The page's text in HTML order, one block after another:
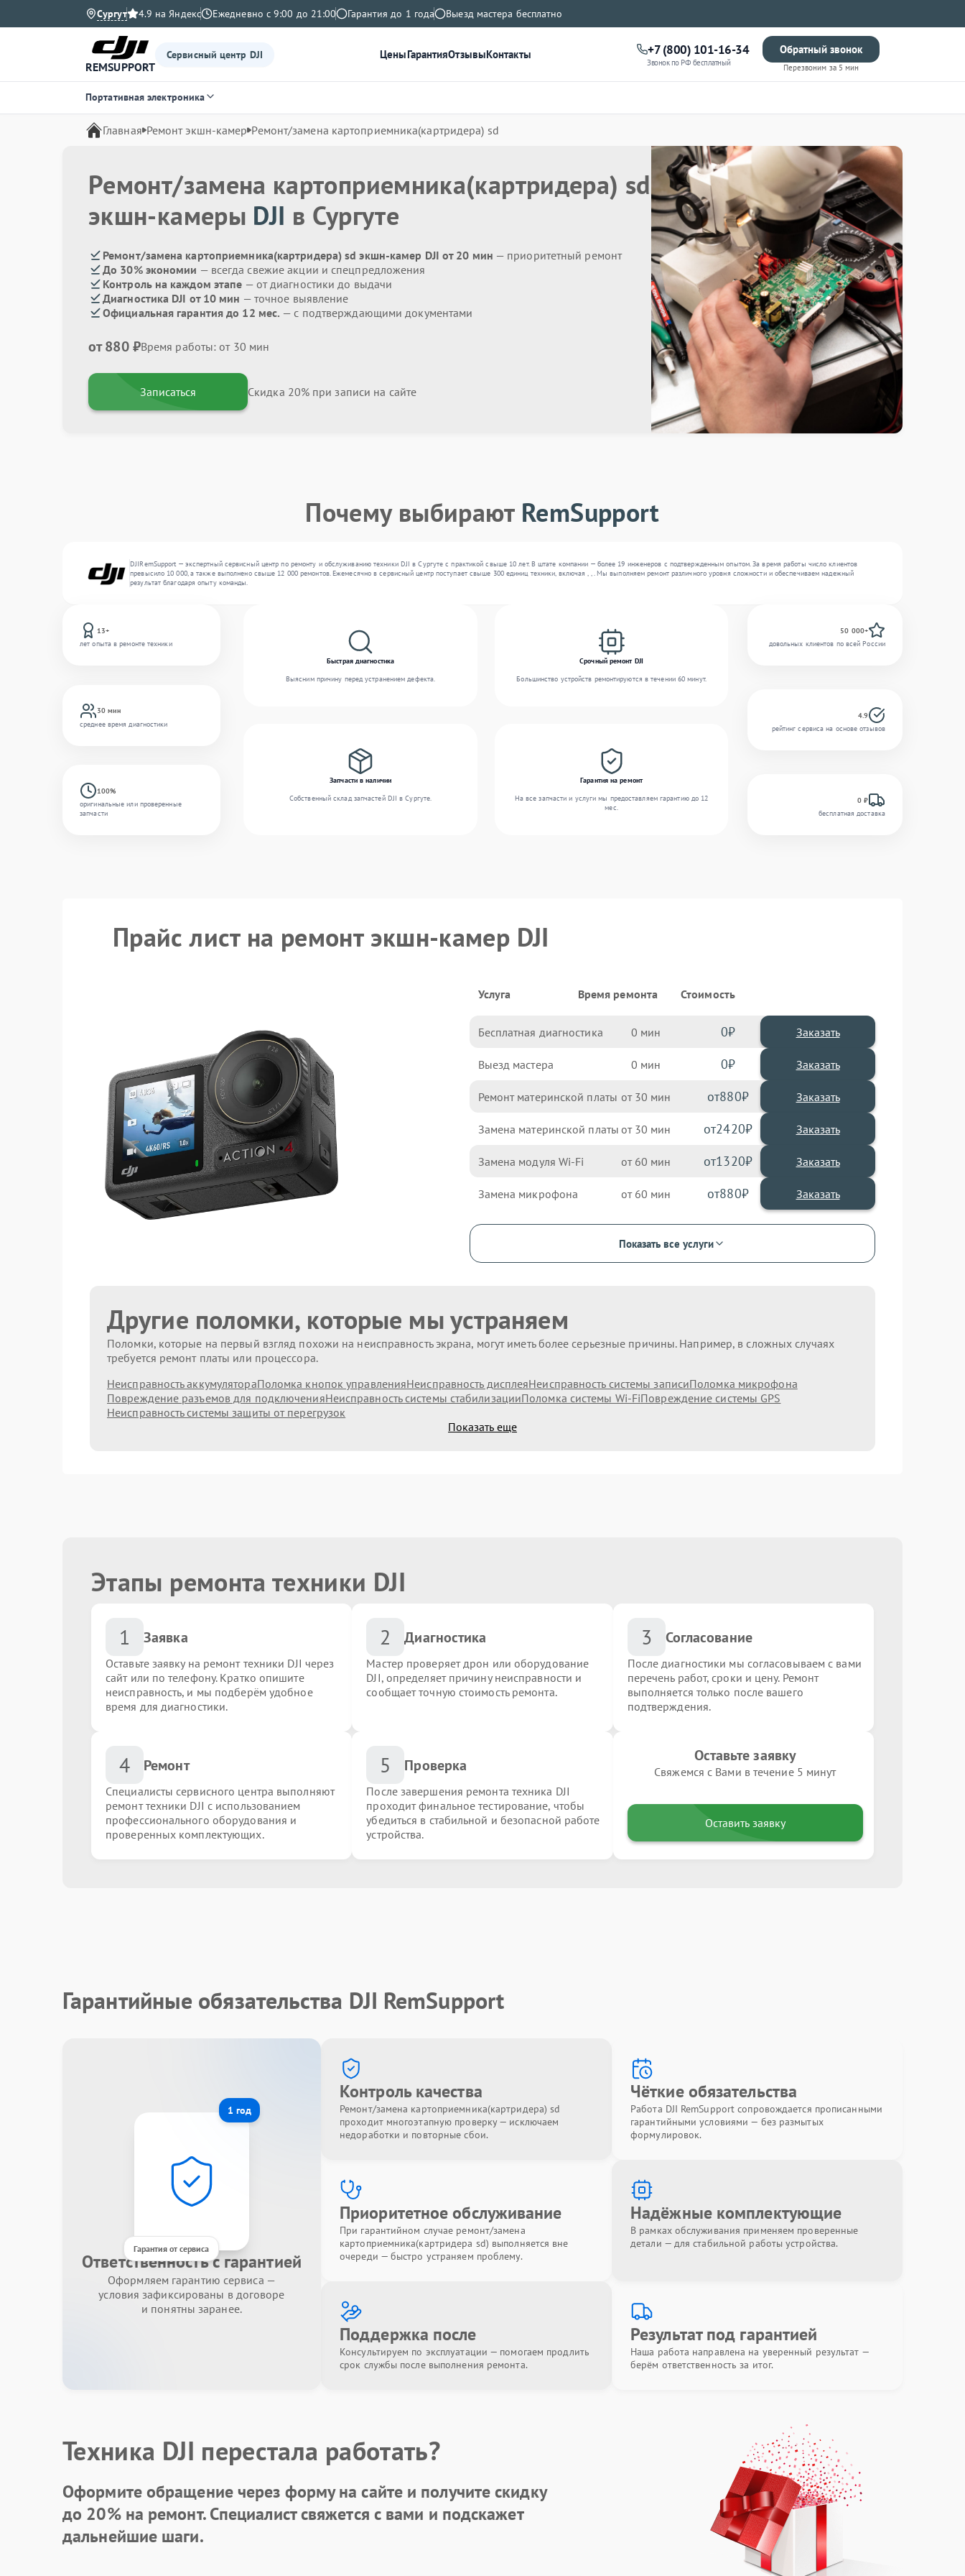
Сургут 4.9 на Яндекс Ежедневно с 9:00 до 21:00 Гарантия до 1 года Выезд мастера бесплатно
REMSUPPORT
Сервисный центр DJI ЦеныГарантияОтзывыКонтакты +7 (800) 101-16-34
Звонок по РФ бесплатный
Обратный звонок
Перезвоним за 5 мин
Портативная электроника
Главная Ремонт экшн-камер Ремонт/замена картоприемника(картридера) sd
Ремонт/замена картоприемника(картридера) sd
экшн-камеры DJI в Сургуте
Ремонт/замена картоприемника(картридера) sd экшн-камер DJI от 20 мин — приоритетный ремонт
До 30% экономии — всегда свежие акции и спецпредложения
Контроль на каждом этапе — от диагностики до выдачи
Диагностика DJI от 10 мин — точное выявление
Официальная гарантия до 12 мес. — с подтверждающими документами
от 880 ₽Время работы: от 30 мин
Записаться Скидка 20% при записи на сайте
Почему выбирают RemSupport
DJIRemSupport — экспертный сервисный центр по ремонту и обслуживанию техники DJI в Сургуте с практикой свыше 10 лет. В штате компании — более 19 инженеров с подтвержденным опытом. За время работы число клиентов
превысило 10 000, а также выполнено свыше 12 000 ремонтов. Ежемесячно в сервисный центр поступает свыше 300 единиц техники, включая , , . Мы выполняем ремонт различного уровня сложности и обеспечиваем надежный
результат благодаря опыту команды.
13+
лет опыта в ремонте техники
30 мин
среднее время диагностики
100%
оригинальные или проверенные
запчасти
Быстрая диагностика
Выясним причину перед устранением дефекта.
Срочный ремонт DJI
Большинство устройств ремонтируются в течении 60 минут.
Запчасти в наличии
Собственный склад запчастей DJI в Сургуте.
Гарантия на ремонт
На все запчасти и услуги мы предоставляем гарантию до 12
мес.
50 000+
довольных клиентов по всей России
4.9
рейтинг сервиса на основе отзывов
0 ₽
бесплатная доставка
Прайс лист на ремонт экшн-камер DJI
Услуга Время ремонта Стоимость
Бесплатная диагностика 0 0 Заказать
Выезд мастера 0 0 Заказать
Ремонт материнской платы 30 880
Замена материнской платы 30 2420
Замена модуля Wi-Fi 60 1320
Замена микрофона 60 880
Показать все услуги
Другие поломки, которые мы устраняем
Поломки, которые на первый взгляд похожи на неисправность экрана, могут иметь более серьезные причины. Например, в сложных случаях
требуется ремонт платы или процессора.
Неисправность аккумулятораПоломка кнопок управленияНеисправность дисплеяНеисправность системы записиПоломка микрофона
Повреждение разъемов для подключенияНеисправность системы стабилизацииПоломка системы Wi-FiПовреждение системы GPS
Неисправность системы защиты от перегрузок
Показать еще
Этапы ремонта техники DJI
1 Заявка
Оставьте заявку на ремонт техники DJI через
сайт или по телефону. Кратко опишите
неисправность, и мы подберём удобное
время для диагностики.
2 Диагностика
Мастер проверяет дрон или оборудование
DJI, определяет причину неисправности и
сообщает точную стоимость ремонта.
3 Согласование
После диагностики мы согласовываем с вами
перечень работ, сроки и цену. Ремонт
выполняется только после вашего
подтверждения.
4 Ремонт
Специалисты сервисного центра выполняют
ремонт техники DJI с использованием
профессионального оборудования и
проверенных комплектующих.
5 Проверка
После завершения ремонта техника DJI
проходит финальное тестирование, чтобы
убедиться в стабильной и безопасной работе
устройства.
Оставьте заявку
Свяжемся с Вами в течение 5 минут
Оставить заявку
Гарантийные обязательства DJI RemSupport
1 год
Гарантия от сервиса
Ответственность с гарантией
Оформляем гарантию сервиса —
условия зафиксированы в договоре
и понятны заранее.
Контроль качества
Ремонт/замена картоприемника(картридера) sd
проходит многоэтапную проверку — исключаем
недоработки и повторные сбои.
Чёткие обязательства
Работа DJI RemSupport сопровождается прописанными
гарантийными условиями — без размытых
формулировок.
Приоритетное обслуживание
При гарантийном случае ремонт/замена
картоприемника(картридера sd) выполняется вне
очереди — быстро устраняем проблему.
Надёжные комплектующие
В рамках обслуживания применяем проверенные
детали — для стабильной работы устройства.
Поддержка после
Консультируем по эксплуатации — помогаем продлить
срок службы после выполнения ремонта.
Результат под гарантией
Наша работа направлена на уверенный результат —
берём ответственность за итог.
Техника DJI перестала работать?
Оформите обращение через форму на сайте и получитескидку
до 20%на ремонт. Специалист свяжется с вами и подскажет
дальнейшие шаги.